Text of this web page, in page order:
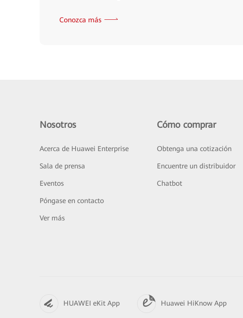
Conozca más
Nosotros
Acerca de Huawei Enterprise
Sala de prensa
Eventos
Póngase en contacto
Ver más
Cómo comprar
Obtenga una cotización
Encuentre un distribuidor
Chatbot
HUAWEI eKit App Huawei HiKnow App